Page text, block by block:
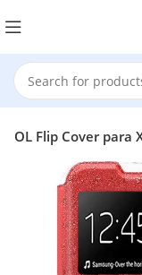
Flip Cover para